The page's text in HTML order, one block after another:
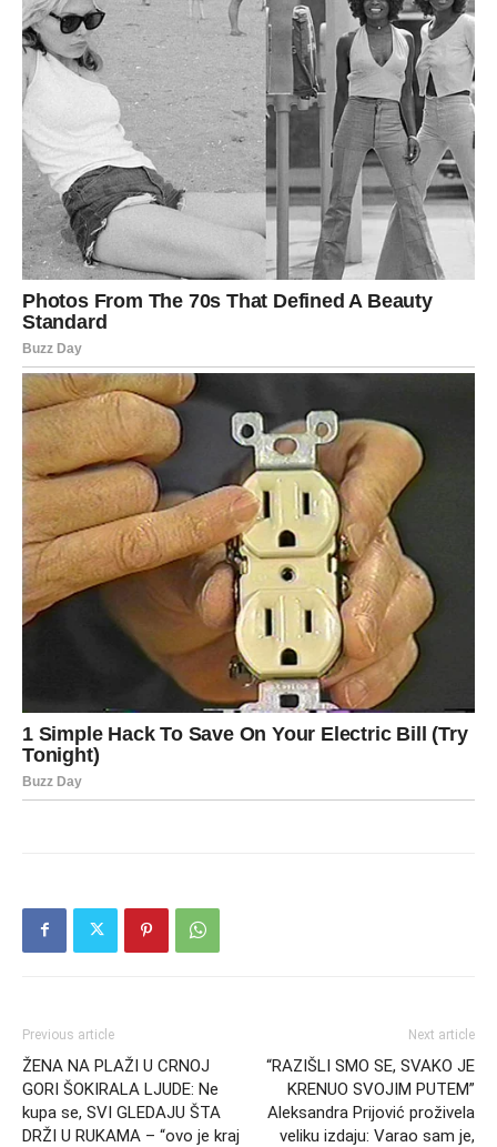
Previous article
ŽENA NA PLAŽI U CRNOJ
GORI ŠOKIRALA LJUDE: Ne
kupa se, SVI GLEDAJU ŠTA
DRŽI U RUKAMA – “ovo je kraj
Next article
“RAZIŠLI SMO SE, SVAKO JE
KRENUO SVOJIM PUTEM”
Aleksandra Prijović proživela
veliku izdaju: Varao sam je,